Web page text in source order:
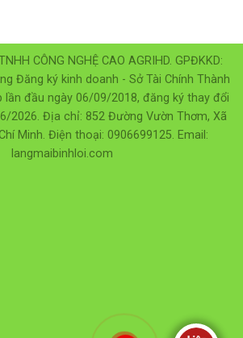
CÔNG NGHỆ CAO AGRIHD. GPĐKKD:
Đăng ký kinh doanh - Sở Tài Chính Thành
lần đầu ngày 06/09/2018, đăng ký thay đổi
2026. Địa chỉ: 852 Đường Vườn Thơm, Xã
Minh. Điện thoại: 0906699125. Email:
langmaibinhloi.com